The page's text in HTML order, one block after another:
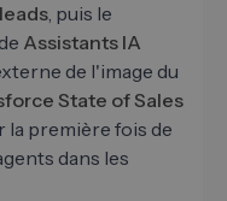
, puis le
Assistants IA
de l'image du
State of Sales
la première fois de
dans les